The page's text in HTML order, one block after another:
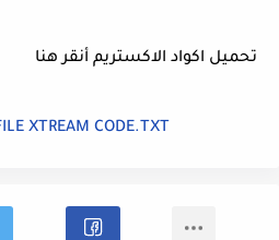
تحميل اكواد الاكستريم أنقر هنا
XTREAM CODE.TXT